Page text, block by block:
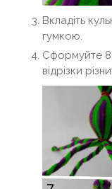
Вкладіть
гумкою.
Сформуйте 8
відрізки